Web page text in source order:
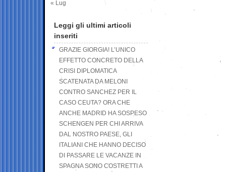
« Lug
Leggi gli ultimi articoli
inseriti
GRAZIE GIORGIA! L’UNICO
EFFETTO CONCRETO DELLA
CRISI DIPLOMATICA
SCATENATA DA MELONI
CONTRO SANCHEZ PER IL
CASO CEUTA? ORA CHE
ANCHE MADRID HA SOSPESO
SCHENGEN PER CHI ARRIVA
DAL NOSTRO PAESE, GLI
ITALIANI CHE HANNO DECISO
DI PASSARE LE VACANZE IN
SPAGNA SONO COSTRETTI A